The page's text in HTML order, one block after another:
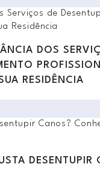
DOS
RESIDÊNCIA
DESENTUPIR